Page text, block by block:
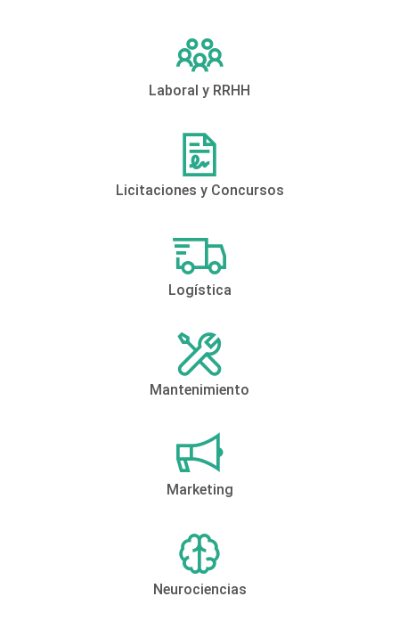
Laboral y RRHH
Licitaciones y Concursos
Logística
Mantenimiento
Marketing
Neurociencias